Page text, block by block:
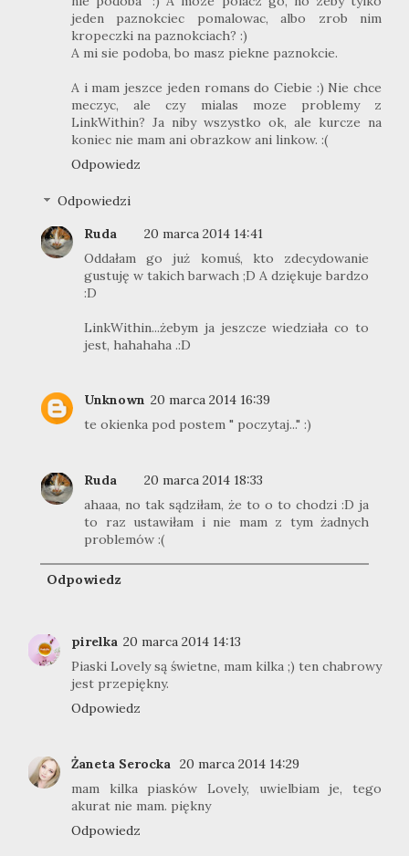
jeden paznokciec pomalowac, albo zrob nim
kropeczki na paznokciach? :)
A mi sie podoba, bo masz piekne paznokcie.
A i mam jeszce jeden romans do Ciebie :) Nie chce
meczyc, ale czy mialas moze problemy z
LinkWithin? Ja niby wszystko ok, ale kurcze na
koniec nie mam ani obrazkow ani linkow. :(
Odpowiedz
Odpowiedzi
Ruda
20 marca 2014 14:41
Oddałam go już komuś, kto zdecydowanie
gustuję w takich barwach ;D A dziękuje bardzo
:D
LinkWithin...żebym ja jeszcze wiedziała co to
jest, hahahaha .:D
Unknown 20 marca 2014 16:39
te okienka pod postem " poczytaj..." :)
Ruda
20 marca 2014 18:33
ahaaa, no tak sądziłam, że to o to chodzi :D ja
to raz ustawiłam i nie mam z tym żadnych
problemów :(
Odpowiedz
pirelka 20 marca 2014 14:13
Piaski Lovely są świetne, mam kilka ;) ten chabrowy
jest przepiękny.
Odpowiedz
Żaneta Serocka 20 marca 2014 14:29
mam kilka piasków Lovely, uwielbiam je, tego
akurat nie mam. piękny
Odpowiedz